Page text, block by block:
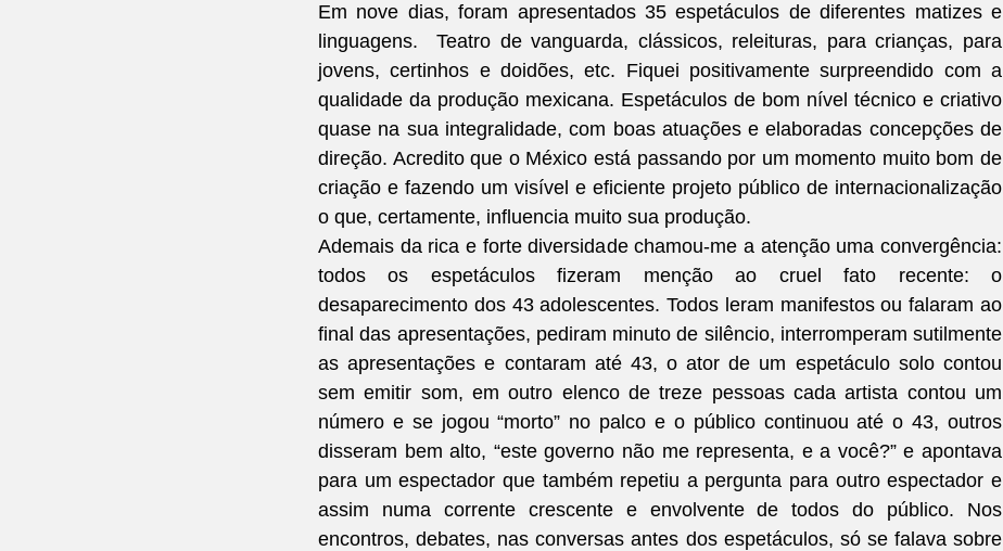
Em nove dias, foram apresentados 35 espetáculos de diferentes matizes e
linguagens.  Teatro de vanguarda, clássicos, releituras, para crianças, para
jovens, certinhos e doidões, etc. Fiquei positivamente surpreendido com a
qualidade da produção mexicana. Espetáculos de bom nível técnico e criativo
quase na sua integralidade, com boas atuações e elaboradas concepções de
direção. Acredito que o México está passando por um momento muito bom de
criação e fazendo um visível e eficiente projeto público de internacionalização
o que, certamente, influencia muito sua produção.
Ademais da rica e forte diversidade chamou-me a atenção uma convergência:
todos os espetáculos fizeram menção ao cruel fato recente: o
desaparecimento dos 43 adolescentes. Todos leram manifestos ou falaram ao
final das apresentações, pediram minuto de silêncio, interromperam sutilmente
as apresentações e contaram até 43, o ator de um espetáculo solo contou
sem emitir som, em outro elenco de treze pessoas cada artista contou um
número e se jogou “morto” no palco e o público continuou até o 43, outros
disseram bem alto, “este governo não me representa, e a você?” e apontava
para um espectador que também repetiu a pergunta para outro espectador e
assim numa corrente crescente e envolvente de todos do público. Nos
encontros, debates, nas conversas antes dos espetáculos, só se falava sobre